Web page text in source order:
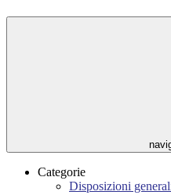
Categorie
Disposizioni